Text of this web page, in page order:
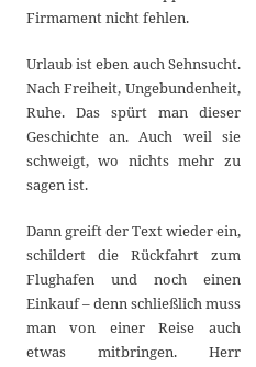
Firmament nicht fehlen.
Urlaub ist eben auch Sehnsucht.
Nach Freiheit, Ungebundenheit,
Ruhe. Das spürt man dieser
Geschichte an. Auch weil sie
schweigt, wo nichts mehr zu
sagen ist.
Dann greift der Text wieder ein,
schildert die Rückfahrt zum
Flughafen und noch einen
Einkauf – denn schließlich muss
man von einer Reise auch
etwas mitbringen. Herr